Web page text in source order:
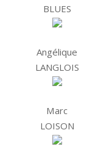
BLUES
Angélique
LANGLOIS
Marc
LOISON